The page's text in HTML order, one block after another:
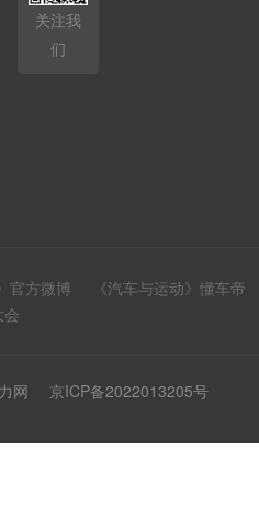
关注我
们
官方微博
《汽车与运动》懂车帝
网 京ICP备2022013205号